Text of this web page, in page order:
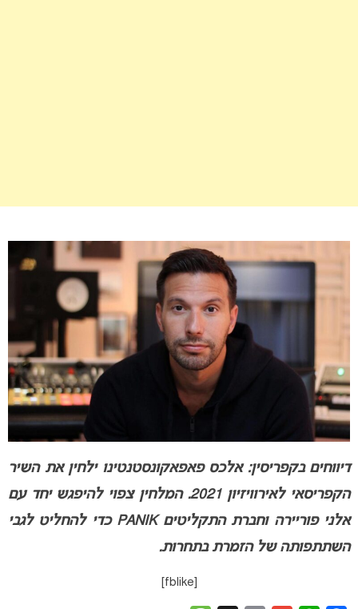
דיווחים בקפריסין: אלכס פאפאקונסטנטינו ילחין את השיר
הקפריסאי לאירוויזיון 2021. המלחין צפוי להיפגש יחד עם
אלני פוריירה וחברת התקליטים PANIK כדי להחליט לגבי
השתתפותה של הזמרת בתחרות.